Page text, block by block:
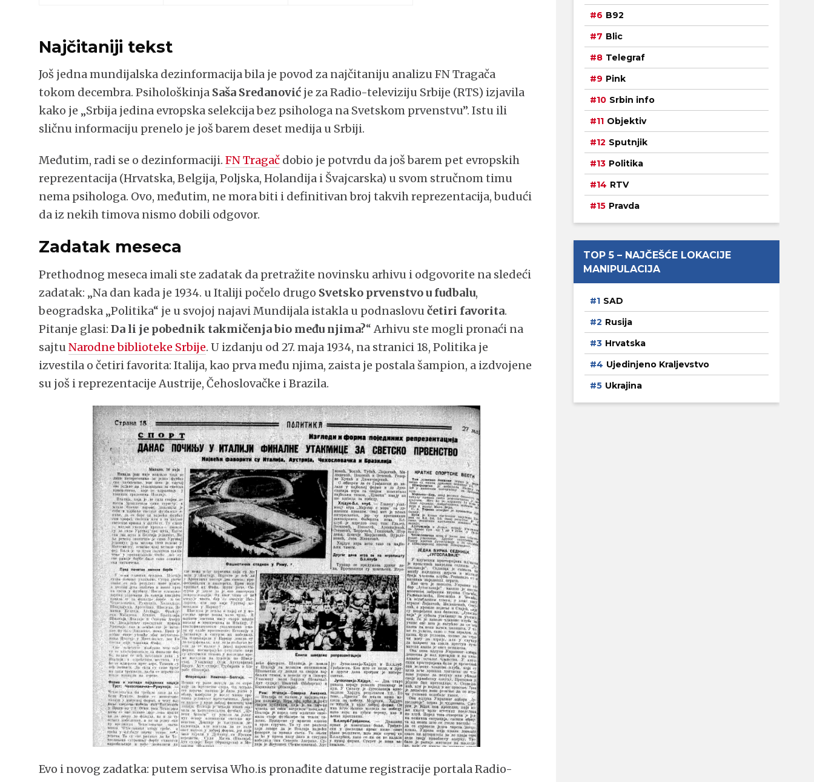
Najčitaniji tekst
Još jedna mundijalska dezinformacija bila je povod za najčitaniju analizu FN Tragača
tokom decembra. Psihološkinja Saša Sredanović je za Radio-televiziju Srbije (RTS) izjavila
kako je „Srbija jedina evropska selekcija bez psihologa na Svetskom prvenstvu”. Istu ili
sličnu informaciju prenelo je još barem deset medija u Srbiji.
Međutim, radi se o dezinformaciji.FN Tragač dobio je potvrdu da još barem pet evropskih
reprezentacija (Hrvatska, Belgija, Poljska, Holandija i Švajcarska) u svom stručnom timu
nema psihologa. Ovo, međutim, ne mora biti i definitivan broj takvih reprezentacija, budući
da iz nekih timova nismo dobili odgovor.
Zadatak meseca
Prethodnog meseca imali ste zadatak da pretražite novinsku arhivu i odgovorite na sledeći
zadatak: „Na dan kada je 1934. u Italiji počelo drugo Svetsko prvenstvo u fudbalu,
beogradska „Politika“ je u svojoj najavi Mundijala istakla u podnaslovučetiri favorita.
Pitanje glasi:Da li je pobednik takmičenja bio među njima?“ Arhivu ste mogli pronaći na
sajtuNarodne biblioteke Srbije. U izdanju od 27. maja 1934, na stranici 18, Politika je
izvestila o četiri favorita: Italija, kao prva među njima, zaista je postala šampion, a izdvojene
su još i reprezentacije Austrije, Čehoslovačke i Brazila.
Evo i novog zadatka: putem servisa Who.is pronađite datume registracije portala Radio-
B92
Blic
Telegraf
Pink
Srbin info
Objektiv
Sputnjik
Politika
RTV
Pravda
TOP 5 – NAJČEŠĆE LOKACIJE
MANIPULACIJA
SAD
Rusija
Hrvatska
Ujedinjeno Kraljevstvo
Ukrajina